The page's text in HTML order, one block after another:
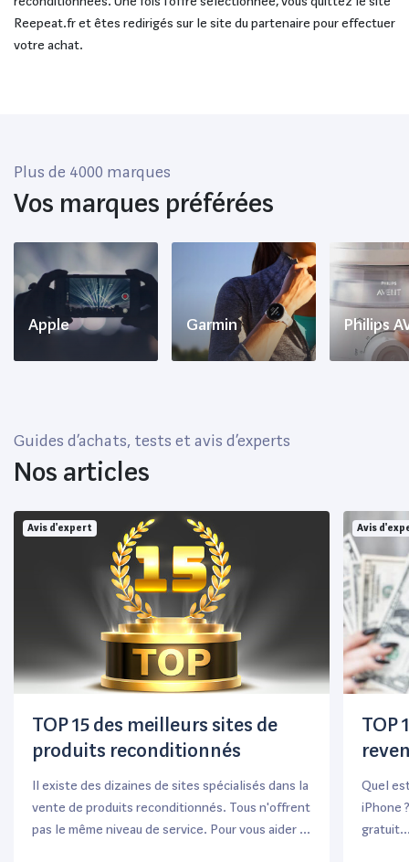
Reepeat.fr et êtes redirigés sur le site du partenaire pour effectuer
votre achat.
Plus de 4000 marques
Vos marques préférées
Apple Garmin Philips
Guides d’achats, tests et avis d’experts
Nos articles
Avis d'expert
TOP 15 des meilleurs sites de
produits reconditionnés
Il existe des dizaines de sites spécialisés dans la
vente de produits reconditionnés. Tous n'offrent
pas le même niveau de service. Pour vous aider à
Avis
TOP
Quel
iPhone